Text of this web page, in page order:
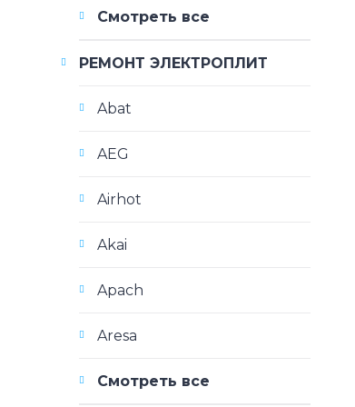
Смотреть все
РЕМОНТ ЭЛЕКТРОПЛИТ
Abat
AEG
Airhot
Akai
Apach
Aresa
Смотреть все